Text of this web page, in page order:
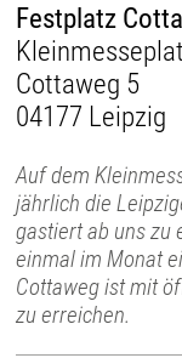
Festplatz
Cottaweg 5
04177 Leipzig
Auf dem
jährlich die
gastiert ab uns zu
einmal im Monat
Cottaweg ist mit
zu erreichen.